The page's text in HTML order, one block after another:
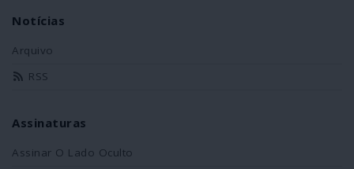
Notícias
Arquivo
RSS
Assinaturas
Assinar O Lado Oculto